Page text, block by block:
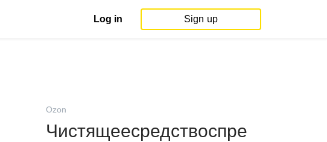
Log in Sign up
Ozon
Чистящеесредствоспре